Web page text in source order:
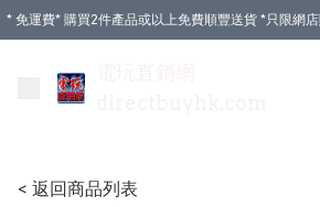
* 免運費* 購買2件產品或以上免費順豐送貨 *只限網
< 返回商品列表